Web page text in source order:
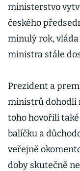
ministerstvo
českého
minulý rok,
ministra stále
Prezident a
ministrů dohodli
toho hovořili
balíčku a
veřejně
doby skutečně